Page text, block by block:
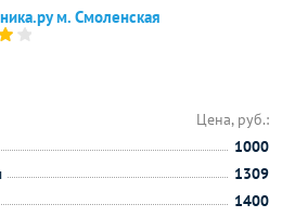
м. Смоленская
Цена, руб.:
1000
1309
1400